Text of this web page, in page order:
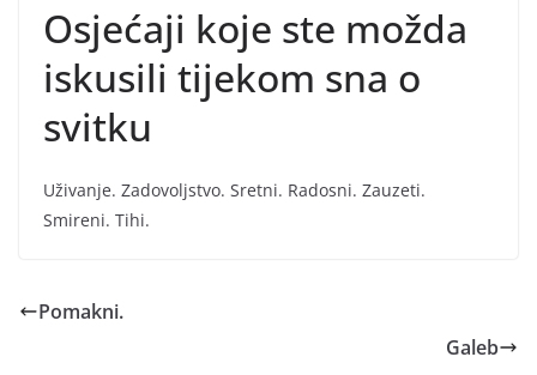
Osjećaji koje ste možda
iskusili tijekom sna o
svitku
Uživanje. Zadovoljstvo. Sretni. Radosni. Zauzeti.
Smireni. Tihi.
Pomakni.
Galeb